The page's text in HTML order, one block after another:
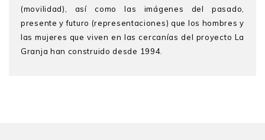
(movilidad), así como las imágenes del pasado,
presente y futuro (representaciones) que los hombres y
las mujeres que viven en las cercanías del proyecto La
Granja han construido desde 1994.